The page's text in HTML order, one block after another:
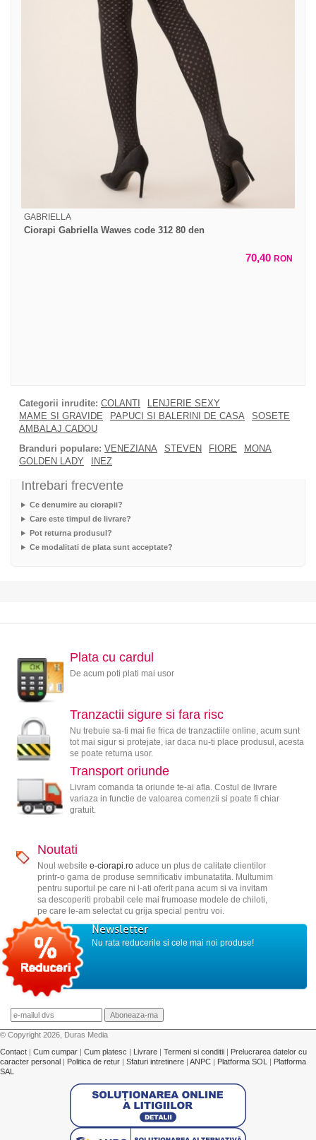
GABRIELLA
Ciorapi Gabriella Wawes code 312 80 den
70,40 RON
Categorii inrudite: COLANTI
LENJERIE SEXY
MAME SI GRAVIDE
PAPUCI SI BALERINI DE CASA
SOSETE
AMBALAJ CADOU
Branduri populare: VENEZIANA STEVEN FIORE
MONA
GOLDEN LADY
INEZ
Intrebari frecvente
Ce denumire au ciorapii?
Care este timpul de livrare?
Pot returna produsul?
Ce modalitati de plata sunt acceptate?
Plata cu cardul
De acum poti plati mai usor
Tranzactii sigure si fara risc
Nu trebuie sa-ti mai fie frica de tranzactiile online, acum sunt
tot mai sigur si protejate, iar daca nu-ti place produsul, acesta
se poate returna usor.
Transport oriunde
Livram comanda ta oriunde te-ai afla. Costul de livrare
variaza in functie de valoarea comenzii si poate fi chiar
gratuit.
Noutati
Noul website e-ciorapi.roaduce un plus de calitate clientilor
printr-o gama de produse semnificativ imbunatatita. Multumim
pentru suportul pe care ni l-ati oferit pana acum si va invitam
sa descoperiti probabil cele mai frumoase modele de chiloti,
pe care le-am selectat cu grija special pentru voi.
Newsletter
Nu rata reducerile si cele mai noi produse!
© Copyright 2026, Duras Media
Contact | Cum cumpar | Cum platesc | Livrare | Termeni si conditii | Prelucrarea datelor cu
caracter personal | Politica de retur | Sfaturi intretinere | ANPC | Platforma SOL | Platforma
SAL